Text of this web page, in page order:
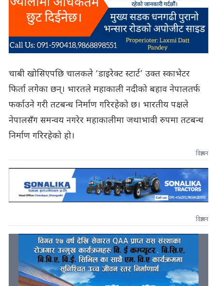
चाबी खोसिएपछि चालकले ‘डाइरेक्ट स्टार्ट’ उक्त स्काभेटर
फिर्ता लगेका छन्। भारतले महाकाली नदीको बहाव नेपालतर्फ
फर्काउने गरी तटबन्ध निर्माण गरिरहेको छ। भारतीय पक्षले
नेपालसँग समन्वय नगरेर महाकालीमा जथाभावी रुपमा तटबन्ध
निर्माण गरिरहेको हो।
विज्ञापन
विज्ञापन